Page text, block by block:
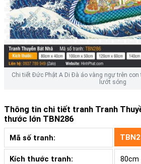
Chi tiết Đức Phật A Di Đà áo vàng ngự trên
lướt sóng
Thông tin chi tiết tranh Tranh
thước lớn TBN286
Mã số tranh:
Kích thước tranh: 80cm